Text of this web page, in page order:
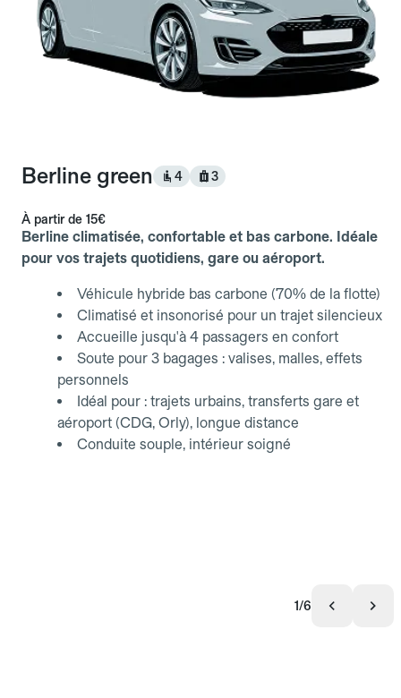
Berline green 4 3
À partir de 15€
Berline climatisée, confortable et bas carbone. Idéale
pour vos trajets quotidiens, gare ou aéroport.
Véhicule hybride bas carbone (70% de la flotte)
Climatisé et insonorisé pour un trajet silencieux
Accueille jusqu'à 4 passagers en confort
Soute pour 3 bagages : valises, malles, effets
personnels
Idéal pour : trajets urbains, transferts gare et
aéroport (CDG, Orly), longue distance
Conduite souple, intérieur soigné
1/6